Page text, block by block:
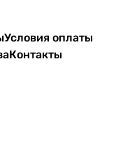
Условия оплаты
Контакты